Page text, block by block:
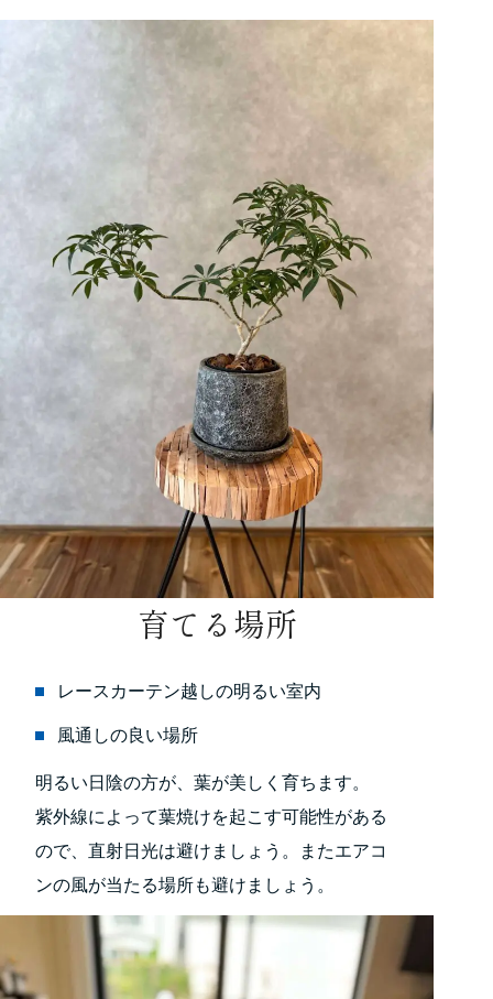
育てる場所
レースカーテン越しの明るい室内
風通しの良い場所
明るい日陰の方が、葉が美しく育ちます。
紫外線によって葉焼けを起こす可能性がある
ので、直射日光は避けましょう。またエアコ
ンの風が当たる場所も避けましょう。